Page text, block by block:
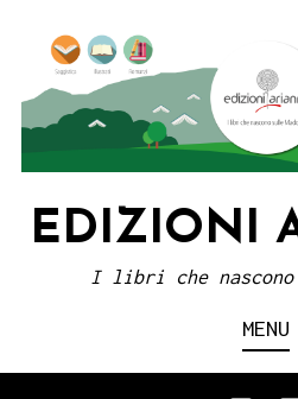
content
EDIZIONI
I libri che nascono
MENU